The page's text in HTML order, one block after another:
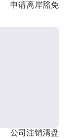
申请离岸豁免
公司注销清盘